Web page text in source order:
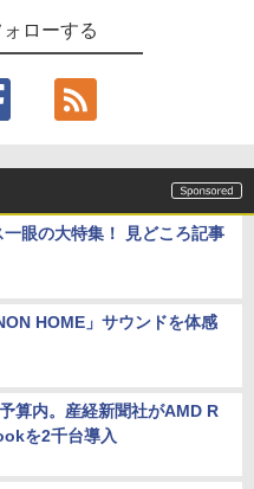
ローする
一眼の大特集！ 見どころ記事
HOME」サウンドを体感
算内。産経新聞社がAMD R
を2千台導入